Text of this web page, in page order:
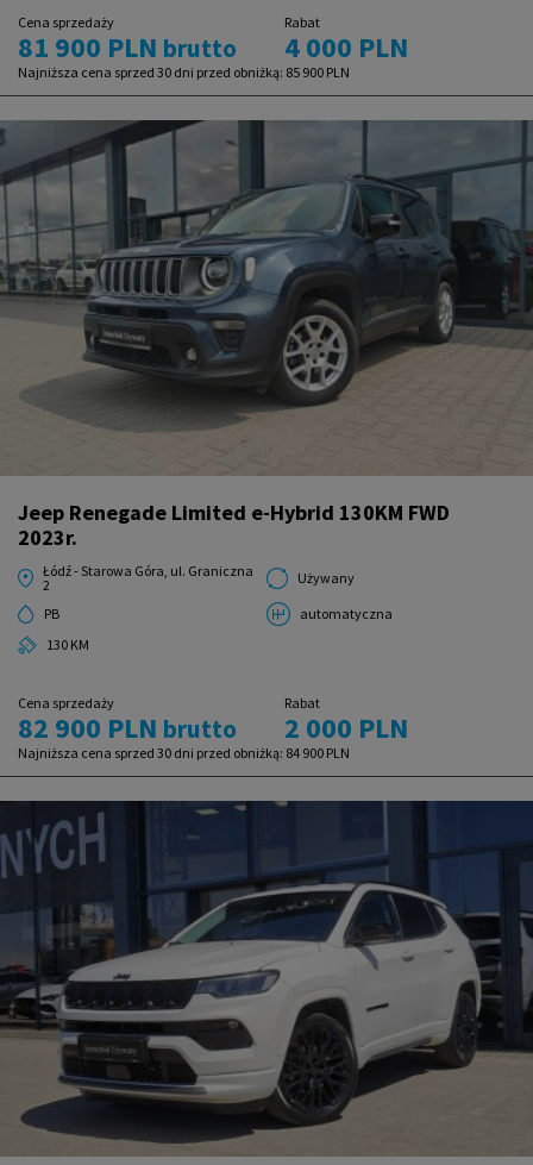
Cena sprzedaży
81 900 PLN brutto
Rabat
4 000 PLN
Najniższa cena sprzed 30 dni przed obniżką: 85 900 PLN
Jeep Renegade Limited e-Hybrid 130KM FWD
2023r.
Łódź - Starowa Góra, ul. Graniczna
2
Używany
PB
automatyczna
130 KM
Cena sprzedaży
82 900 PLN brutto
Rabat
2 000 PLN
Najniższa cena sprzed 30 dni przed obniżką: 84 900 PLN